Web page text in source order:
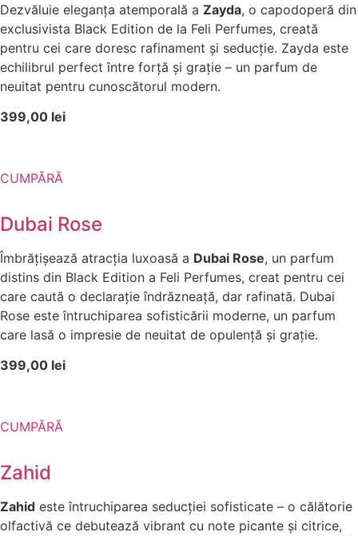
Dezvăluie eleganța atemporală a Zayda, o capodoperă din
exclusivista Black Edition de la Feli Perfumes, creată
pentru cei care doresc rafinament și seducție. Zayda este
echilibrul perfect între forță și grație – un parfum de
neuitat pentru cunoscătorul modern.
399,00 lei
CUMPĂRĂ
Dubai Rose
Îmbrățișează atracția luxoasă a Dubai Rose, un parfum
distins din Black Edition a Feli Perfumes, creat pentru cei
care caută o declarație îndrăzneață, dar rafinată. Dubai
Rose este întruchiparea sofisticării moderne, un parfum
care lasă o impresie de neuitat de opulență și grație.
399,00 lei
CUMPĂRĂ
Zahid
Zahid este întruchiparea seducției sofisticate – o călătorie
olfactivă ce debutează vibrant cu note picante și citrice,